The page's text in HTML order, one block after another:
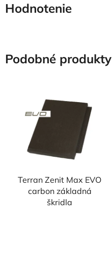
Hodnotenie
Podobné produkty
Terran Zenit Max EVO
carbon základná
škridla